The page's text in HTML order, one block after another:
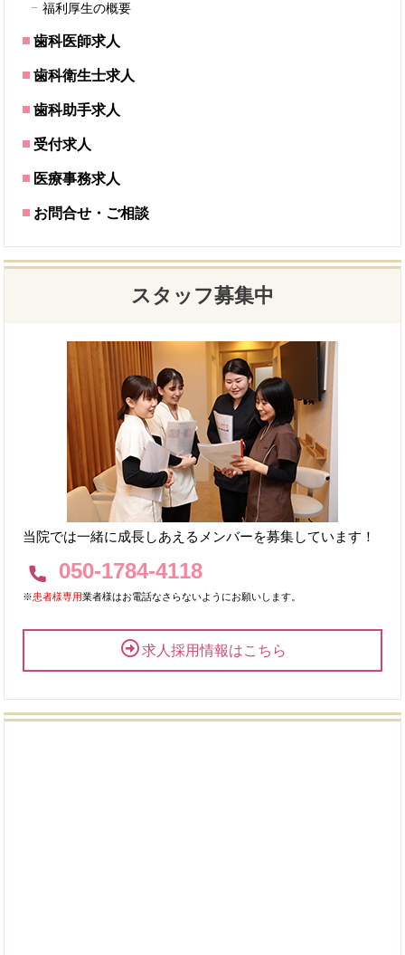
福利厚生の概要
歯科医師求人
歯科衛生士求人
歯科助手求人
受付求人
医療事務求人
お問合せ・ご相談
スタッフ募集中
当院では一緒に成長しあえるメンバーを募集しています！
050-1784-4118
※患者様専用業者様はお電話なさらないようにお願いします。
求人採用情報はこちら